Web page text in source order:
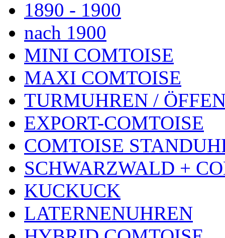
1890 - 1900
nach 1900
MINI COMTOISE
MAXI COMTOISE
TURMUHREN /
EXPORT-COMTOISE
COMTOISE
SCHWARZWALD +
KUCKUCK
LATERNENUHREN